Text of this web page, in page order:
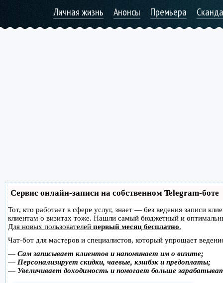
Личная жизнь Анонсы Премьера
Сервис онлайн-записи на собственном Telegram-боте
Тот, кто работает в сфере услуг, знает — без ведения записи
клиентам о визитах тоже. Нашли самый бюджетный и
Для новых пользователей первый месяц бесплатно.
Чат-бот для мастеров и специалистов, который упрощает
— Сам записывает клиентов и напоминает им о визите;
— Персонализирует скидки, чаевые, кэшбэк и предоплаты;
— Увеличивает доходимость и помогает больше